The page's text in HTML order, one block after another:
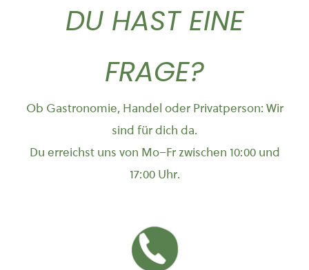
DU HAST EINE
FRAGE?
Ob Gastronomie, Handel oder Privatperson: Wir
sind für dich da.
Du erreichst uns von Mo–Fr zwischen 10:00 und
17:00 Uhr.